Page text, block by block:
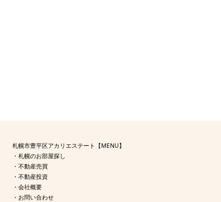
札幌市豊平区アカリエステート【MENU】
・ 札幌のお部屋探し
・ 不動産売買
・ 不動産投資
・ 会社概要
・ お問い合わせ